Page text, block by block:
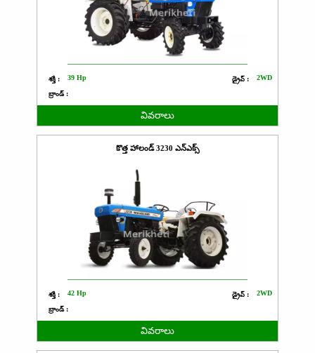
శక్తి : 39 Hp డ్రైవ్ : 2WD
బ్రాండ్ :
వివరాలు
కొత్త హాలండ్ 3230 ఎన్ఎక్స్
శక్తి : 42 Hp డ్రైవ్ : 2WD
బ్రాండ్ :
వివరాలు